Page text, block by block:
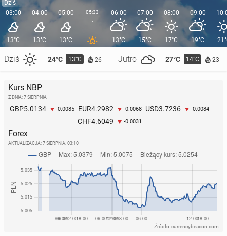
Dziś
03:00
13°C
Dziś 24°C 13°C 26 Jutro 27°C 14°C 23
04:00
13°C
05:00
13°C
05:33 06:00
13°C
07:00
15°C
08:00
17°C
09:00
19°C
Kurs NBP
Z DNIA: 7 SIERPNIA
GBP5.0134 -0.0085 EUR4.2982 -0.0068 USD3.7236 -0.0084
CHF4.6049 -0.0031
Forex
AKTUALIZACJA: 7 SIERPNIA, 03:10
Źródło: currencybeacon.com